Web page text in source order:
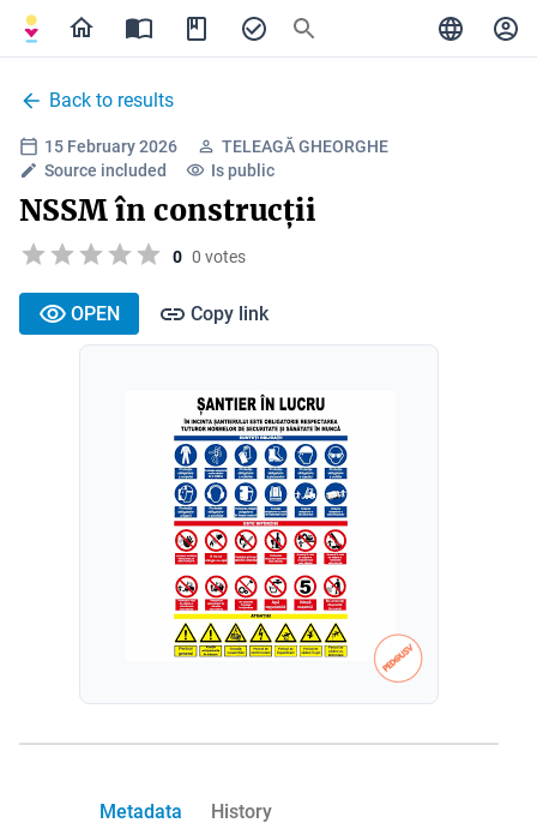
Back to results
15 February 2026
TELEAGĂ GHEORGHE
Source included
Is public
NSSM în construcții
0 0 votes
OPEN Copy link
Metadata History